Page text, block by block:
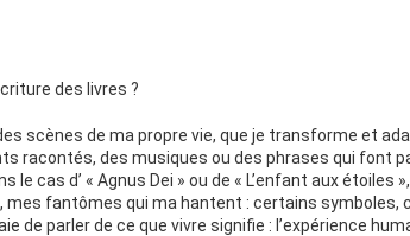
des livres ?
scènes de ma propre vie, que je transforme et
racontés, des musiques ou des phrases qui font
le cas d’ « Agnus Dei » ou de « L’enfant aux étoiles
mes fantômes qui ma hantent : certains symboles,
de parler de ce que vivre signifie : l’expérience